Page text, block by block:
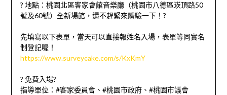
? 地點：桃園北區客家會館音樂廳（桃園市⼋德區崁頂路50
號及60號）全新場館，還不趕緊來體驗⼀下！?
先填寫以下表單，當天可以直接報姓名入場，表單等同實名
制登記喔！
https://www.surveycake.com/s/KxKmY
? 免費⼊場?
指導單位：#客家委員會、#桃園市政府、#桃園市議會